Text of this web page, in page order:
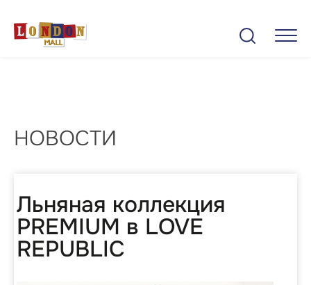
НОВОСТИ
Льняная коллекция
PREMIUM в LOVE
REPUBLIC